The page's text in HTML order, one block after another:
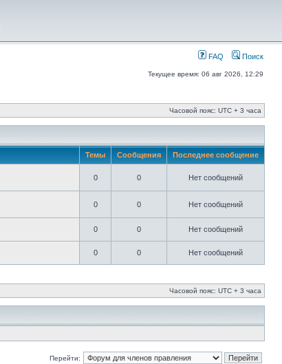
FAQ Поиск
Текущее время: 06 авг 2026, 12:29
Часовой пояс: UTC + 3 часа
Темы Сообщения Последнее сообщение
0 0 Нет сообщений
0 0 Нет сообщений
0 0 Нет сообщений
0 0 Нет сообщений
Часовой пояс: UTC + 3 часа
Перейти: